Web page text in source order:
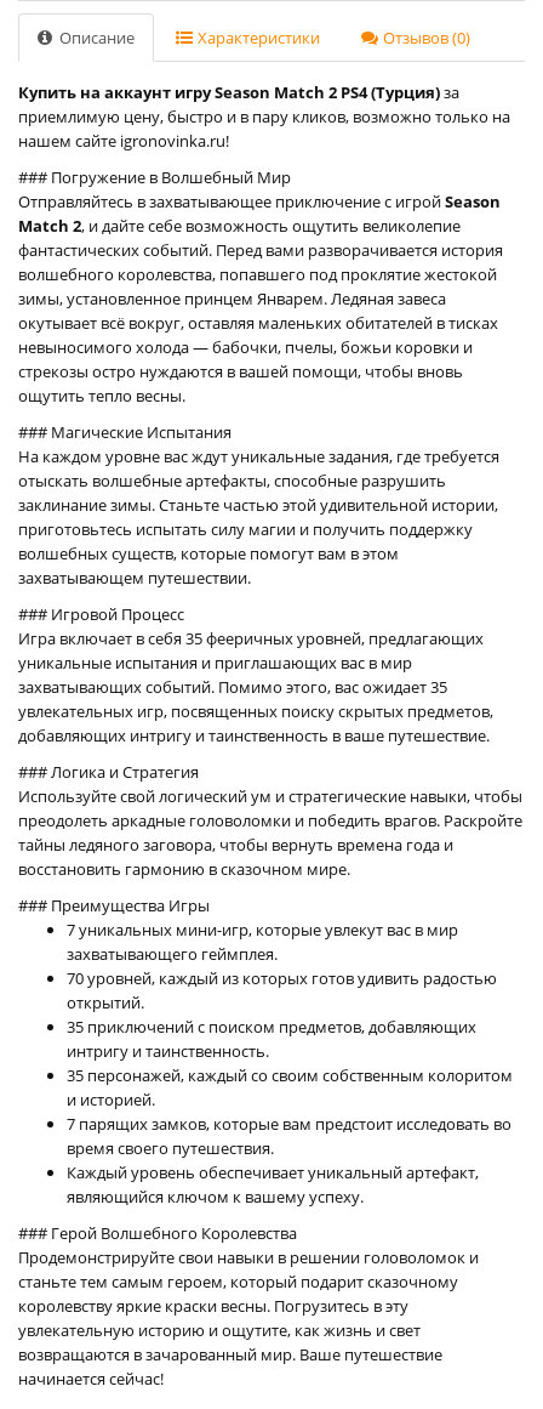
Описание Характеристики Отзывов (0)
Купить на аккаунт игру Season Match 2 PS4 (Турция)за
приемлимую цену, быстро и в пару кликов, возможно только на
нашем сайте igronovinka.ru!
### Погружение в Волшебный Мир
Отправляйтесь в захватывающее приключение с игройSeason
Match 2, и дайте себе возможность ощутить великолепие
фантастических событий. Перед вами разворачивается история
волшебного королевства, попавшего под проклятие жестокой
зимы, установленное принцем Январем. Ледяная завеса
окутывает всё вокруг, оставляя маленьких обитателей в тисках
невыносимого холода — бабочки, пчелы, божьи коровки и
стрекозы остро нуждаются в вашей помощи, чтобы вновь
ощутить тепло весны.
### Магические Испытания
На каждом уровне вас ждут уникальные задания, где требуется
отыскать волшебные артефакты, способные разрушить
заклинание зимы. Станьте частью этой удивительной истории,
приготовьтесь испытать силу магии и получить поддержку
волшебных существ, которые помогут вам в этом
захватывающем путешествии.
### Игровой Процесс
Игра включает в себя 35 фееричных уровней, предлагающих
уникальные испытания и приглашающих вас в мир
захватывающих событий. Помимо этого, вас ожидает 35
увлекательных игр, посвященных поиску скрытых предметов,
добавляющих интригу и таинственность в ваше путешествие.
### Логика и Стратегия
Используйте свой логический ум и стратегические навыки, чтобы
преодолеть аркадные головоломки и победить врагов. Раскройте
тайны ледяного заговора, чтобы вернуть времена года и
восстановить гармонию в сказочном мире.
### Преимущества Игры
7 уникальных мини-игр, которые увлекут вас в мир
захватывающего геймплея.
70 уровней, каждый из которых готов удивить радостью
открытий.
35 приключений с поиском предметов, добавляющих
интригу и таинственность.
35 персонажей, каждый со своим собственным колоритом
и историей.
7 парящих замков, которые вам предстоит исследовать во
время своего путешествия.
Каждый уровень обеспечивает уникальный артефакт,
являющийся ключом к вашему успеху.
### Герой Волшебного Королевства
Продемонстрируйте свои навыки в решении головоломок и
станьте тем самым героем, который подарит сказочному
королевству яркие краски весны. Погрузитесь в эту
увлекательную историю и ощутите, как жизнь и свет
возвращаются в зачарованный мир. Ваше путешествие
начинается сейчас!